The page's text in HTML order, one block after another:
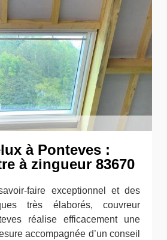
à Ponteves :
à zingueur 83670
faire exceptionnel et des
très élaborés, couvreur
réalise efficacement une
accompagnée d’un conseil